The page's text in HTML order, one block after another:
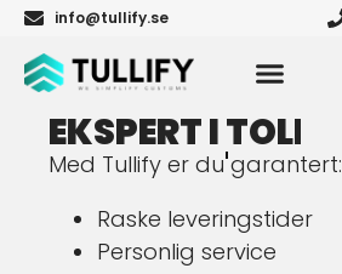
info@tullify.se
EKSPERT ITOLL
Med Tullify er du garantert:
Raske leveringstider
Personlig service